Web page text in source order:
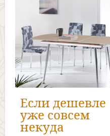
Если дешевле
уже совсем
некуда